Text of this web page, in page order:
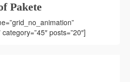
Pakete
posts=”20″]